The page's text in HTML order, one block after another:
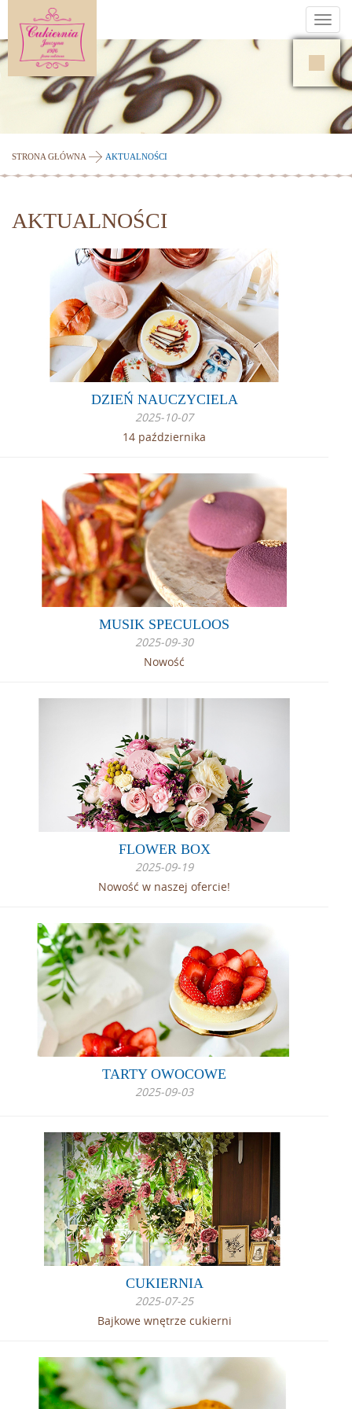
STRONA GŁÓWNA AKTUALNOŚCI
AKTUALNOŚCI
DZIEŃ NAUCZYCIELA
2025-10-07
14 października
MUSIK SPECULOOS
2025-09-30
Nowość
FLOWER BOX
2025-09-19
Nowość w naszej ofercie!
TARTY OWOCOWE
2025-09-03
CUKIERNIA
2025-07-25
Bajkowe wnętrze cukierni